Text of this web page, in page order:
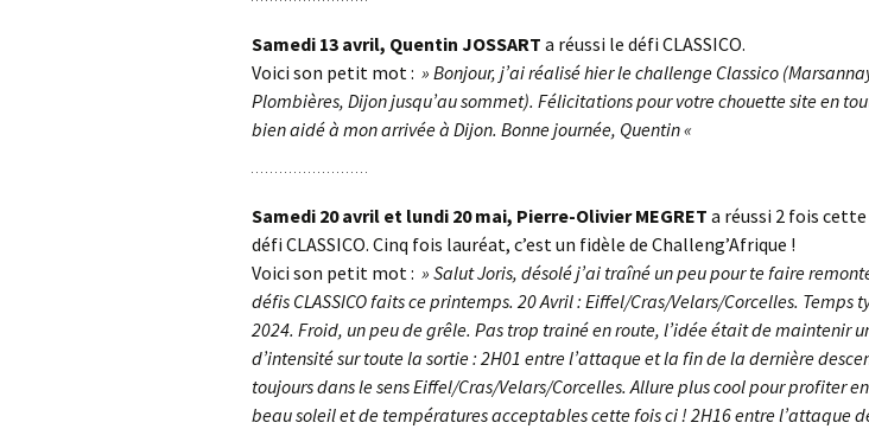
les Petites
Martrois
Mesmont
Montagne
Montagne
Samedi 13 avril, Quentin JOSSART a réussi le défi CLASSICO.
Voici son petit mot : » Bonjour, j’ai réalisé hier le challenge Classico
Plombières, Dijon jusqu’au sommet). Félicitations pour votre chouette site en
bien aidé à mon arrivée à Dijon. Bonne journée, Quentin «
Samedi 20 avril et lundi 20 mai, Pierre-Olivier MEGRET a réussi 2 fois
défi CLASSICO. Cinq fois lauréat, c’est un fidèle de Challeng’Afrique !
Voici son petit mot : » Salut Joris, désolé j’ai traîné un peu pour te faire
défis CLASSICO faits ce printemps. 20 Avril : Eiffel/Cras/Velars/Corcelles. Temps
2024. Froid, un peu de grêle. Pas trop trainé en route, l’idée était de maintenir
d’intensité sur toute la sortie : 2H01 entre l’attaque et la fin de la dernière
toujours dans le sens Eiffel/Cras/Velars/Corcelles. Allure plus cool pour profiter
beau soleil et de températures acceptables cette fois ci ! 2H16 entre l’attaque